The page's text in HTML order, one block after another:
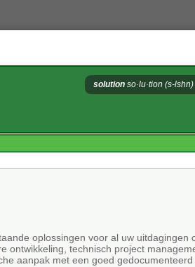
solution so·lu·tion (s-
oplossingen voor al uw
ontwikkeling, technisch project
aanpak met een goed